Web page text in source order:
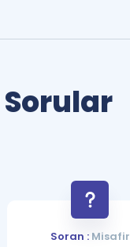
Sorular
Soran :Misafir